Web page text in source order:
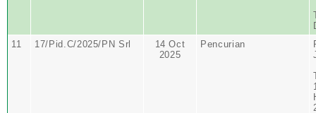
11
17/Pid.C/2025/PN Srl
14 Oct
2025
Pencurian